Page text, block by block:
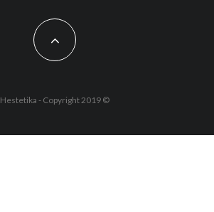
Hestetika - Copyright 2019 ©